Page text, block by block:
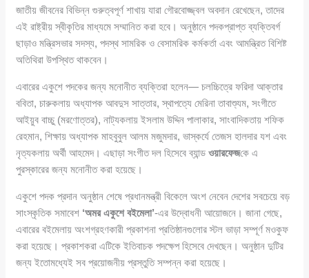
জাতীয় জীবনের বিভিন্ন গুরুত্বপূর্ণ শাখায় যারা গৌরবোজ্জ্বল অবদান রেখেছেন, তাদের
এই রাষ্ট্রীয় স্বীকৃতির মাধ্যমে সম্মানিত করা হবে। অনুষ্ঠানে পদকপ্রাপ্ত ব্যক্তিবর্গ
ছাড়াও মন্ত্রিসভার সদস্য, পদস্থ সামরিক ও বেসামরিক কর্মকর্তা এবং আমন্ত্রিত বিশিষ্ট
অতিথিরা উপস্থিত থাকবেন।
এবারের একুশে পদকের জন্য মনোনীত ব্যক্তিরা হলেন— চলচ্চিত্রে ফরিদা আক্তার
ববিতা, চারুকলায় অধ্যাপক আবদুস সাত্তার, স্থাপত্যে মেরিনা তাবাশ্যুম, সংগীতে
আইয়ুব বাচ্চু (মরণোত্তর), নাট্যকলায় ইসলাম উদ্দিন পালাকার, সাংবাদিকতায় শফিক
রেহমান, শিক্ষায় অধ্যাপক মাহবুবুল আলম মজুমদার, ভাস্কর্যে তেজস হালদার যশ এবং
নৃত্যকলায় অর্থী আহমেদ। এছাড়া সংগীত দল হিসেবে ব্যান্ডওয়ারফেজকে এ
পুরস্কারের জন্য মনোনীত করা হয়েছে।
একুশে পদক প্রদান অনুষ্ঠান শেষে প্রধানমন্ত্রী বিকেলে অংশ নেবেন দেশের সবচেয়ে বড়
সাংস্কৃতিক সমাবেশ ‘অমর একুশে বইমেলা’-এর উদ্বোধনী আয়োজনে। জানা গেছে,
এবারের বইমেলায় অংশগ্রহণকারী প্রকাশনা প্রতিষ্ঠানগুলোর স্টল ভাড়া সম্পূর্ণ মওকুফ
করা হয়েছে। প্রকাশকরা এটিকে ইতিবাচক পদক্ষেপ হিসেবে দেখছেন। অনুষ্ঠান দুটির
জন্য ইতোমধ্যেই সব প্রয়োজনীয় প্রস্তুতি সম্পন্ন করা হয়েছে।